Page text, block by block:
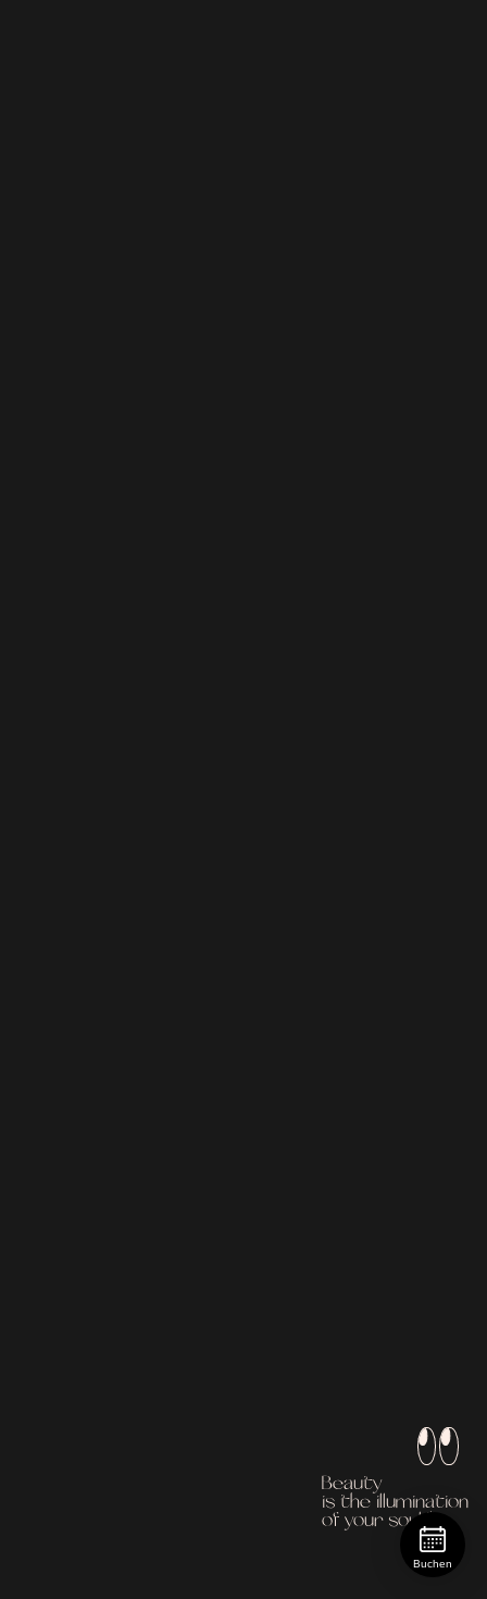
Beauty
is the illumination
of your soul.*
Buchen